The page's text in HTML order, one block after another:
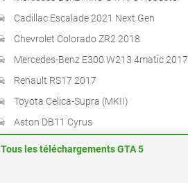
Cadillac Escalade 2021 Next Gen
Chevrolet Colorado ZR2 2018
Mercedes-Benz E300 W213 4matic 2017
Renault RS17 2017
Toyota Celica-Supra (MKII)
Aston DB11 Cyrus
Tous les téléchargements GTA 5